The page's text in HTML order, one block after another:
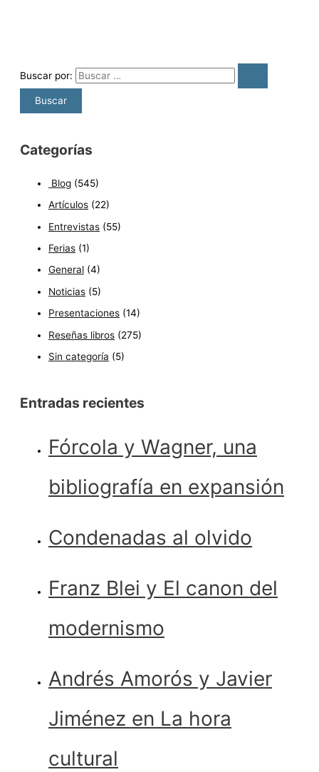
Buscar por:
Categorías
Blog (545)
Artículos (22)
Entrevistas (55)
Ferias (1)
General (4)
Noticias (5)
Presentaciones (14)
Reseñas libros (275)
Sin categoría (5)
Entradas recientes
Fórcola y Wagner, una
bibliografía en expansión
Condenadas al olvido
Franz Blei y El canon del
modernismo
Andrés Amorós y Javier
Jiménez en La hora
cultural